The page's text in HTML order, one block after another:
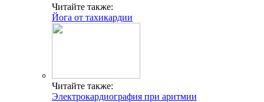
Читайте также:
Йога от тахикардии
Читайте также:
Электрокардиография при аритмии